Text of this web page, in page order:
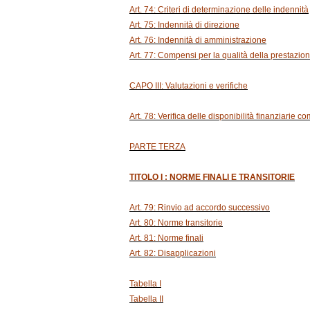
Art. 74: Criteri di determinazione delle indennità
Art. 75: Indennità di direzione
Art. 76: Indennità di amministrazione
Art. 77: Compensi per la qualità della
CAPO III: Valutazioni e verifiche
Art. 78: Verifica delle disponibilità finanziarie
PARTE TERZA
TITOLO I : NORME FINALI E TRANSITORIE
Art. 79: Rinvio ad accordo successivo
Art. 80: Norme transitorie
Art. 81: Norme finali
Art. 82: Disapplicazioni
Tabella I
Tabella II